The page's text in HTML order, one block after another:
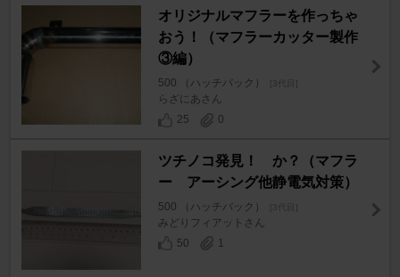
オリジナルマフラーを作っちゃ
おう！（マフラーカッター製作
③編）
500 （ハッチバック） [3代目]
らざにあさん
25
0
ツチノコ発見！ か？（マフラ
ー アーシング他静電気対策）
500 （ハッチバック） [3代目]
みどりフィアットさん
50
1